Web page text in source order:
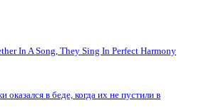
In A Song, They Sing In Perfect Harmony
в беде, когда их не пустили в